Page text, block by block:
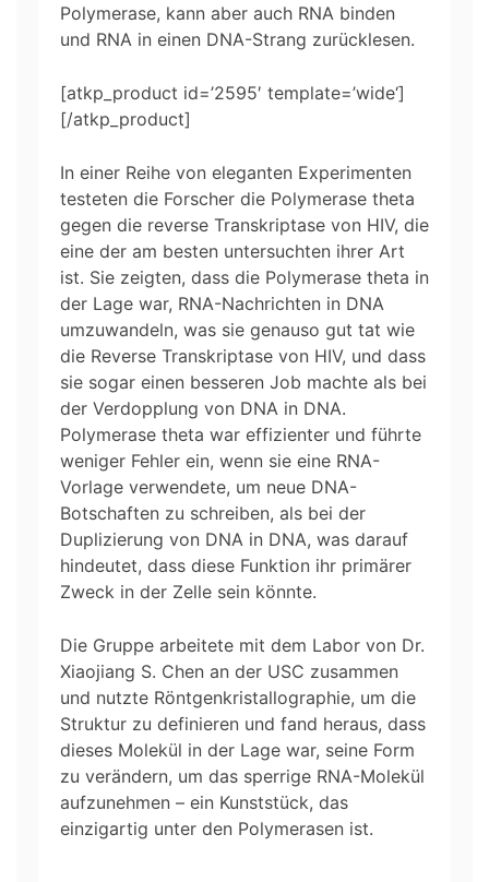
Polymerase, kann aber auch RNA binden
und RNA in einen DNA-Strang zurücklesen.
[atkp_product id=’2595′ template=’wide‘]
[/atkp_product]
In einer Reihe von eleganten Experimenten
testeten die Forscher die Polymerase theta
gegen die reverse Transkriptase von HIV, die
eine der am besten untersuchten ihrer Art
ist. Sie zeigten, dass die Polymerase theta in
der Lage war, RNA-Nachrichten in DNA
umzuwandeln, was sie genauso gut tat wie
die Reverse Transkriptase von HIV, und dass
sie sogar einen besseren Job machte als bei
der Verdopplung von DNA in DNA.
Polymerase theta war effizienter und führte
weniger Fehler ein, wenn sie eine RNA-
Vorlage verwendete, um neue DNA-
Botschaften zu schreiben, als bei der
Duplizierung von DNA in DNA, was darauf
hindeutet, dass diese Funktion ihr primärer
Zweck in der Zelle sein könnte.
Die Gruppe arbeitete mit dem Labor von Dr.
Xiaojiang S. Chen an der USC zusammen
und nutzte Röntgenkristallographie, um die
Struktur zu definieren und fand heraus, dass
dieses Molekül in der Lage war, seine Form
zu verändern, um das sperrige RNA-Molekül
aufzunehmen – ein Kunststück, das
einzigartig unter den Polymerasen ist.